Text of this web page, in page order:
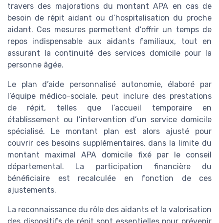
travers des majorations du montant APA en cas de
besoin de répit aidant ou d’hospitalisation du proche
aidant. Ces mesures permettent d’offrir un temps de
repos indispensable aux aidants familiaux, tout en
assurant la continuité des services domicile pour la
personne âgée.
Le plan d’aide personnalisé autonomie, élaboré par
l’équipe médico-sociale, peut inclure des prestations
de répit, telles que l’accueil temporaire en
établissement ou l’intervention d’un service domicile
spécialisé. Le montant plan est alors ajusté pour
couvrir ces besoins supplémentaires, dans la limite du
montant maximal APA domicile fixé par le conseil
départemental. La participation financière du
bénéficiaire est recalculée en fonction de ces
ajustements.
La reconnaissance du rôle des aidants et la valorisation